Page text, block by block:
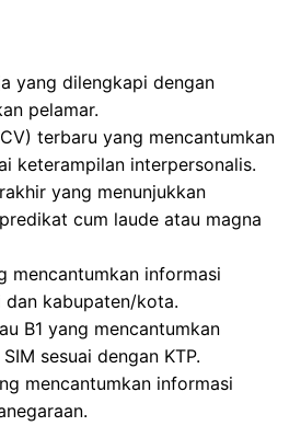
yang dilengkapi dengan
pelamar.
terbaru yang mencantumkan
keterampilan interpersonalis.
yang menunjukkan
cum laude atau magna
mencantumkan informasi
dan kabupaten/kota.
B1 yang mencantumkan
sesuai dengan KTP.
mencantumkan informasi